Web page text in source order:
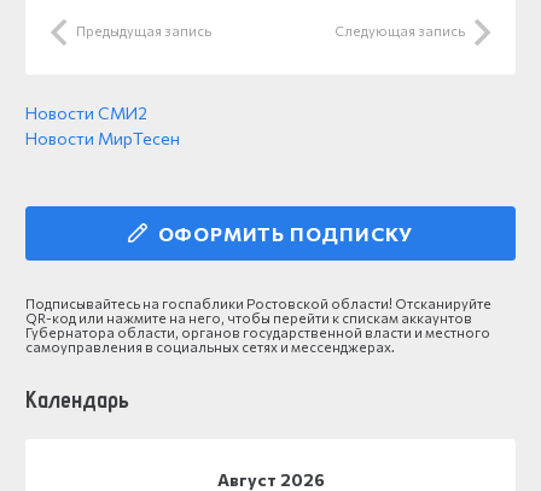
Предыдущая запись Следующая запись
Новости СМИ2
Новости МирТесен
ОФОРМИТЬ ПОДПИСКУ
Подписывайтесь на госпаблики Ростовской области! Отсканируйте
QR-код или нажмите на него, чтобы перейти к спискам аккаунтов
Губернатора области, органов государственной власти и местного
самоуправления в социальных сетях и мессенджерах.
Календарь
Август 2026